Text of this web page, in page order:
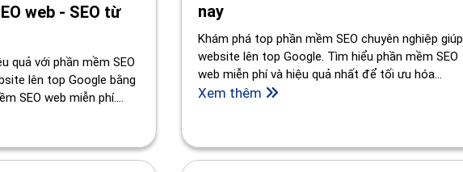
web - SEO từ
quả với phần mềm SEO
lên top Google bằng
SEO web miễn phí.
nay
Khám phá top phần mềm SEO chuyên nghiệp giúp
website lên top Google. Tìm hiểu phần mềm SEO
web miễn phí và hiệu quả nhất để tối ưu hóa
website ngay hôm nay!
Xem thêm